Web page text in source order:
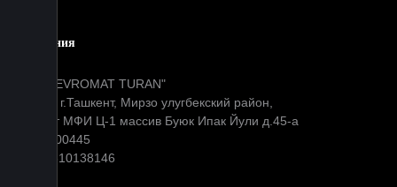
Компания
ООО "EVROMAT TURAN"
Адрес: г.Ташкент, Мирзо улугбекский район,
Окибат МФИ Ц-1 массив Буюк Ипак Йули д.45-а
МФО: 00445
ИНН: 310138146